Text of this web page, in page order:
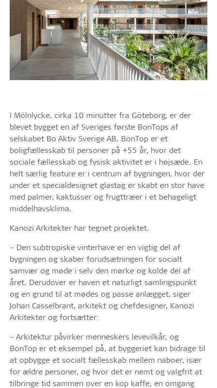
I Mölnlycke, cirka 10 minutter fra Göteborg, er der
blevet bygget en af Sveriges første BonTops af
selskabet Bo Aktiv Sverige AB. BonTop er et
boligfællesskab til personer på +55 år, hvor det
sociale fællesskab og fysisk aktivitet er i højsæde. En
helt særlig feature er i centrum af bygningen, hvor der
under et specialdesignet glastag er skabt en stor have
med palmer, kaktusser og frugttræer i et behageligt
middelhavsklima.
Kanozi Arkitekter har tegnet projektet.
​– Den subtropiske vinterhave er en vigtig del af
bygningen og skaber forudsætningen for socialt
samvær og møde i selv den mørke og kolde del af
året. Derudover er haven et naturligt samlingspunkt
og en grund til at mødes og passe anlægget, siger
Johan Casselbrant, arkitekt og chefdesigner, Kanozi
Arkitekter og fortsætter:
– Arkitektur påvirker menneskers levevilkår, og
BonTop er et eksempel på, at byggeriet kan bidrage til
at opbygge et socialt fællesskab mellem naboer, især
for ældre personer, og hvor det er nemt og valgfrit at
tilbringe tid sammen over en kop kaffe, en omgang